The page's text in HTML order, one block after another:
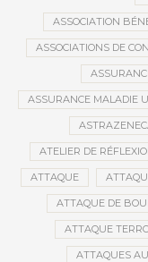
ASSOCIATION
ASSOCIATIONS DE
ASSURANCE MALADIE
ATELIER DE
ATTAQUE
ATTAQUE DE
ATTAQUE
ATTAQUES